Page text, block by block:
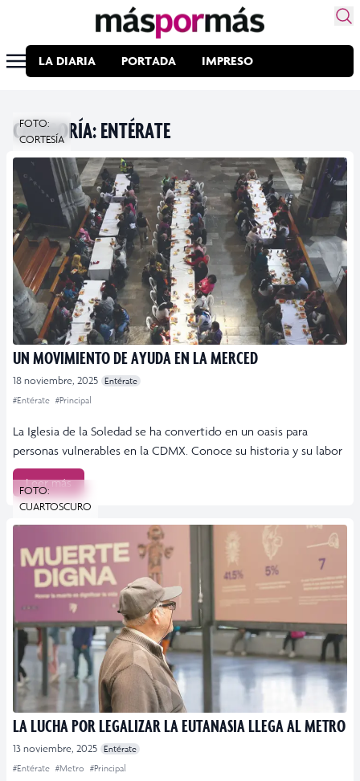
LA DIARIA PORTADA IMPRESO
CATEGORÍA:ENTÉRATE
FOTO:
CORTESÍA
UN MOVIMIENTO DE AYUDA EN LA MERCED
18 noviembre, 2025 Entérate
#Entérate #Principal
La Iglesia de la Soledad se ha convertido en un oasis para
personas vulnerables en la CDMX. Conoce su historia y su labor
Leer más
FOTO:
CUARTOSCURO
LA LUCHA POR LEGALIZAR LA EUTANASIA LLEGA AL METRO
13 noviembre, 2025 Entérate
#Entérate #Metro #Principal